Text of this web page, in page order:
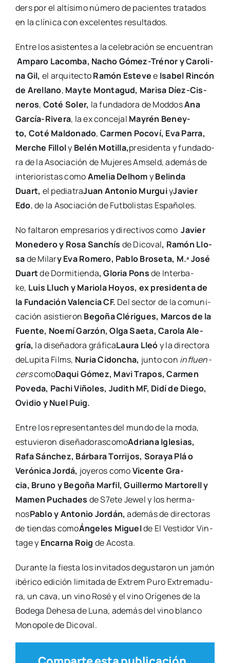
ders por el altí­si­mo núme­ro de pacien­tes tra­ta­dos
en la clí­ni­ca con exce­len­tes resul­ta­dos.
Entre los asis­ten­tes a la cele­bra­ción se encuen­tran
Ampa­ro Lacom­ba, Nacho Gómez-Tré­­nor y Caro­li­
na Gil, el arqui­tec­toRamón Este­vee Isa­bel Rin­cón
de Are­llano, May­te Mon­ta­gud, Mari­sa Díez-Cis­­
ne­­ros, Coté Soler, la fun­da­do­ra de Mod­dosAna
Gar­­cía-Rive­­ra, la ex con­ce­jal May­rén Beney­
to, Coté Mal­do­na­do, Car­men Poco­ví, Eva Parra,
Mer­che Filloly Belén Moti­lla,pre­si­den­ta y fun­da­do­
ra de la Aso­cia­ción de Muje­res Amseld, ade­más de
inte­rio­ris­tas comoAme­lia DelhomyBelin­da
Duart, el pedia­traJuan Anto­nio Mur­guiyJavier
Edo, de la Aso­cia­ción de Fut­bo­lis­tas Espa­ño­les.
No fal­ta­ron empre­sa­rios y direc­ti­vos comoJavier
Mone­de­ro y Rosa San­chís de Dico­val, Ramón Llo­
sade Milary Eva Rome­ro, Pablo Bro­se­ta, M.ª José
Duartde Dor­mi­tien­da, Glo­ria Ponsde Inter­ba­
ke, Luis Lluch y Mario­la Hoyos, ex pre­si­den­ta de
la Fun­da­ción Valen­cia CF. Del sec­tor de la comu­ni­
ca­ción asis­tie­ron Bego­ña Clé­ri­gues, Mar­cos de la
Fuen­te, Noe­mí Gar­zón, Olga Sae­ta, Caro­la Ale­
gría, la dise­ña­do­ra grá­fi­caLau­ra Lleóy la direc­to­ra
deLu­pi­ta Films, Nuria Cidon­cha, jun­to con influen­
cerscomoDaqui Gómez, Mavi Tra­pos, Car­men
Pove­da, Pachi Viño­les, Judith MF, Didí de Die­go,
Ovi­dio y Nuel Puig.
Entre los repre­sen­tan­tes del mun­do de la moda,
estu­vie­ron dise­ña­do­ras­co­moAdria­na Igle­sias,
Rafa Sán­chez, Bár­ba­ra Torri­jos, Sora­ya Plá o
Veró­ni­ca Jor­dá, joye­ros comoVicen­te Gra­
cia, Bruno y Bego­ña Mar­fil, Gui­ller­mo Mar­to­rell y
Mamen Pucha­des de S7ete Jewel y los her­ma­
nosPablo y Anto­nio Jor­dán,ade­más de direc­to­ras
de tien­das comoÁnge­les Miguelde El Ves­ti­dor Vin­
ta­ge y Encar­na Roig de Acos­ta.
Duran­te la fies­ta los invi­ta­dos degus­ta­ron un jamón
ibé­ri­co edi­ción limi­ta­da de Extrem Puro Extre­ma­du­
ra, un cava, un vino Rosé y el vino Orí­ge­nes de la
Bode­ga Dehe­sa de Luna, ade­más del vino blan­co
Mono­po­le de Dico­val.